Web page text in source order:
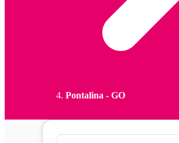
Pontalina - GO